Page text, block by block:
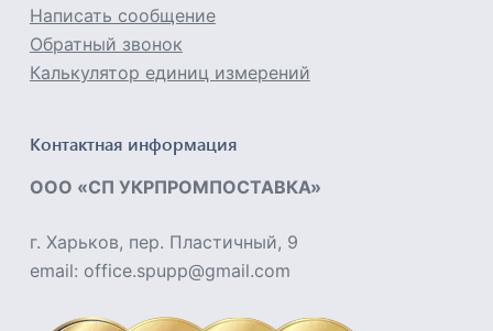
Написать сообщение
Обратный звонок
Калькулятор единиц измерений
Контактная информация
ООО «СП УКРПРОМПОСТАВКА»
г. Харьков, пер. Пластичный, 9
email: office.spupp@gmail.com